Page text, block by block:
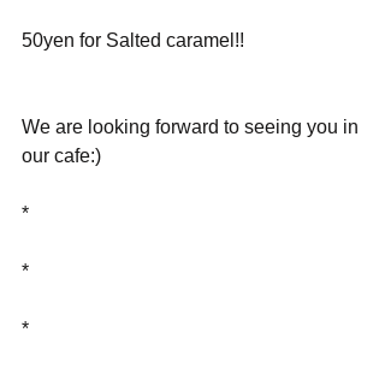
50yen for Salted caramel!!
We are looking forward to seeing you in
our cafe:)
*
*
*